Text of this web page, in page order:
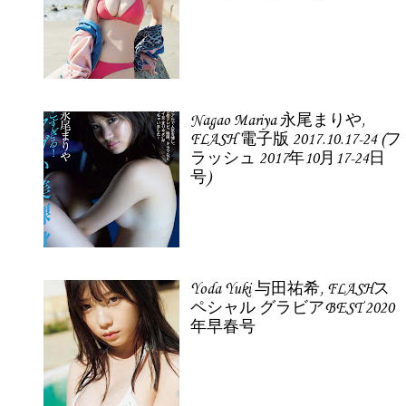
Nagao Mariya 永尾まりや,
FLASH 電子版 2017.10.17-24 (フ
ラッシュ 2017年10月17-24日
号)
Yoda Yuki 与田祐希, FLASHス
ペシャル グラビアBEST 2020
年早春号